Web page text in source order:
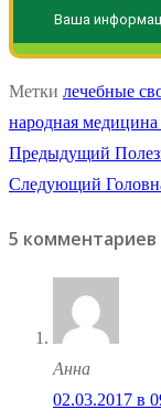
Ваша
Метки лечебные
народная
Навигация
по
записям
Предыдущий
Следующий
5 комментариев
Анна
02.03.2017 в